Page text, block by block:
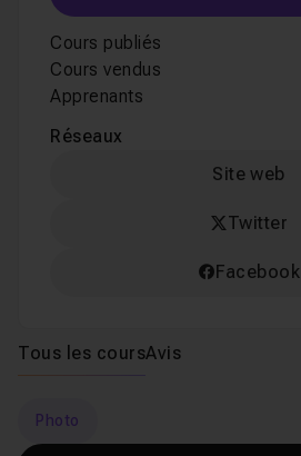
Cours publiés
Cours vendus
Apprenants
Réseaux
Site web
Twitter
Facebook
Tous les coursAvis
Photo